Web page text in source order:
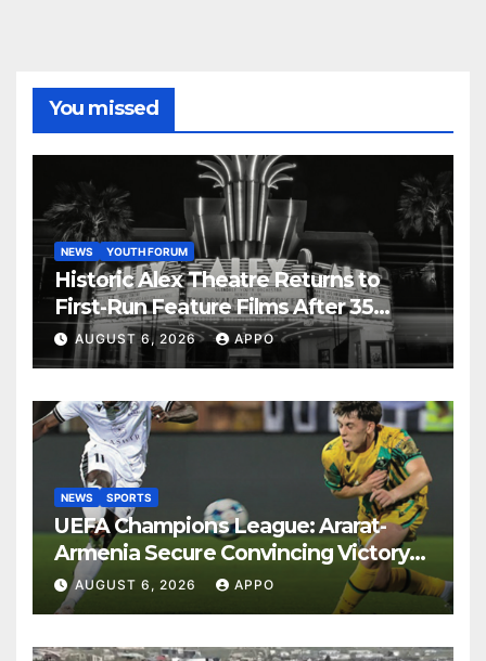
You missed
NEWS YOUTH FORUM
Historic Alex Theatre Returns to
First-Run Feature Films After 35
Years
AUGUST 6, 2026 APPO
NEWS SPORTS
UEFA Champions League: Ararat-
Armenia Secure Convincing Victory
Over Shamrock Rovers 2-0
AUGUST 6, 2026 APPO